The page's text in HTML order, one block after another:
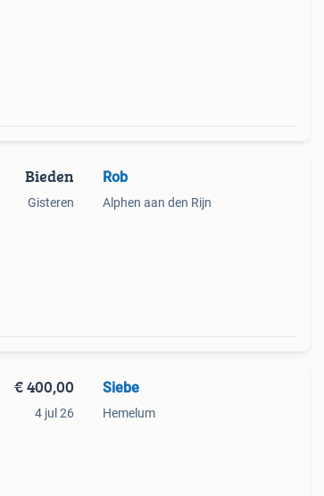
Bieden
Gisteren
Rob
Alphen aan den Rijn
€ 400,00
4 jul 26
Siebe
Hemelum